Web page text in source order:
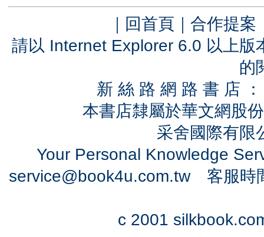
｜ 回首頁 ｜ 合作提案
請以 Internet Explorer 6.0 以上
的
新 絲 路 網 路 書 店
本書店隸屬於華文網股
采舍國際有
Your Personal Knowledge
service@book4u.com.tw客服時
c 2001